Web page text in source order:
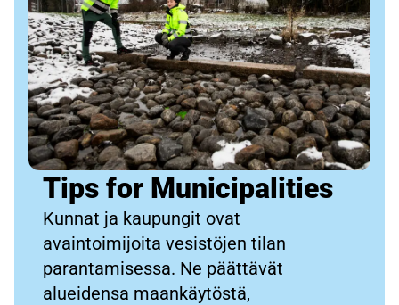
Tips for Municipalities
Kunnat ja kaupungit ovat
avaintoimijoita vesistöjen tilan
parantamisessa. Ne päättävät
alueidensa maankäytöstä,